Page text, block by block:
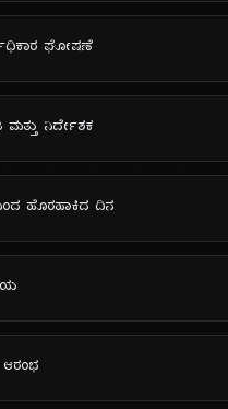
ಘೋಷಣೆ
ನಿರ್ದೇಶಕ
ಹೊರಹಾಕಿದ ದಿನ